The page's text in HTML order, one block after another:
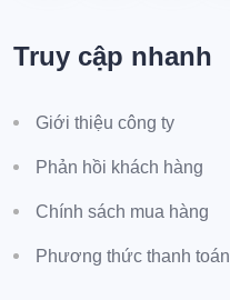
Truy cập nhanh
Giới thiệu công ty
Phản hồi khách hàng
Chính sách mua hàng
Phương thức thanh toán